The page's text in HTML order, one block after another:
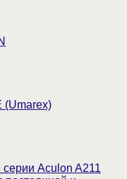
(Umarex)
Aculon A211